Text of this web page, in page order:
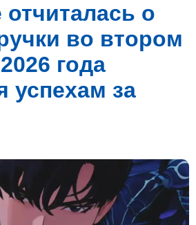
отчиталась о
во втором
года
успехам за